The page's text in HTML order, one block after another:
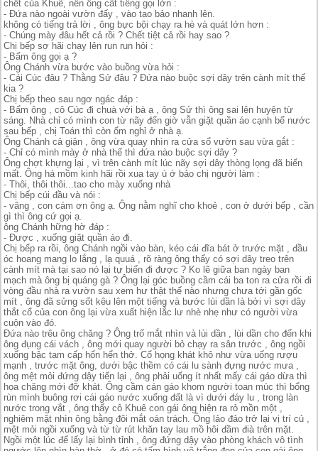
chết của Khuê, nên ông cất tiếng gọi lớn :
- Đứa nào ngoài vườn đấy , vào tao bảo nhanh lên.
không có tiếng trả lời , ông bực bội chạy ra hè và quát lớn hơn :
- Chúng mày đâu hết cả rồi ? Chết tiệt cả rồi hay sao ?
Chị bếp sợ hãi chạy lên run run hỏi :
- Bẩm ông gọi ạ ?
Ông Chánh vừa bước vào buồng vừa hỏi :
- Cái Cúc đâu ? Thằng Sử đâu ? Đứa nào buộc sợi dây trên cành mít thế
kia ?
Chị bếp theo sau ngơ ngác đáp :
- Bẩm ông , cô Cúc đi chuà với bà ạ , ông Sử thì ông sai lên huyện từ
sáng. Nhà chỉ có mình con từ nãy đến giờ vẫn giặt quần áo cạnh bể nước
sau bếp , chị Toán thì còn ốm nghỉ ở nhà ạ.
Ông Chánh cả giận , ông vừa quay nhìn ra cửa sổ vườn sau vừa gắt :
- Chỉ có mình mày ở nhà thế thì đứa nào buộc sợi dây ?
Ông chợt khựng lại , vì trên cành mít lúc nãy sợi dây thòng lọng đã biến
mất. Ông há mồm kinh hãi rồi xua tay ú ớ bảo chị người làm :
- Thôi, thôi thôi...tao cho mày xuống nhà
Chị bếp cúi đầu và nói :
- vâng , con cám ơn ông ạ. Ông nằm nghĩ cho khoẻ , con ở dưới bếp , cần
gì thì ông cứ gọi ạ.
ông Chánh hững hờ đáp :
- Được , xuống giặt quần áo đi.
Chị bếp ra rồi, ông Chánh ngồi vào bàn, kéo cái đĩa bát ở trước mặt , đầu
óc hoang mang lo lắng , lạ quuá , rõ ràng ông thấy có sợi dây treo trên
cành mít mà tại sao nó lại tự biến đi được ? Ko lẽ giữa ban ngày ban
mạch mà ông bị quáng gà ? Ông lại góc buồng cầm cái ba ton ra cửa rồi đi
vòng đầu nhà ra vườn sau xem hư thật thế nào nhưng chưa tới gần gốc
mít , ông đã sửng sốt kêu lên một tiếng và bước lùi dần là bởi vì sợi dây
thắt cổ của con ông lại vừa xuất hiện lắc lư nhè nhẹ như có người vừa
cuộn vào đó.
Đứa nào trêu ông chăng ? Ông trố mắt nhìn và lùi dần , lùi dần cho đến khi
ông đụng cái vách , ông mới quay người bỏ chạy ra sân trước , ông ngồi
xuống bậc tam cấp hổn hển thở. Cổ họng khát khô như vừa uống rượu
mạnh , trước mặt ông, dưới bậc thềm có cái lu sành đựng nước mưa ,
ông mệt mỏi đứng dậy tiến lại , ông phải uống ít nhất mấy cái gáo dừa thì
họa chăng mới đỡ khát. Ông cầm cán gáo khom người toan múc thì bổng
rùn mình buông rơi cái gáo nước xuống đất là vì dưới đáy lu , trong làn
nước trong vắt , ông thấy cô Khuê con gái ông hiện ra rỏ mồn một ,
nghiêm mặt nhìn ông bằng đôi mắt oán trách. Ông lảo đảo trở lại vị trí củ ,
mệt mỏi ngồi xuống và từ từ rút khăn tay lau mồ hôi đầm đià trên mặt.
Ngồi một lúc để lấy lại bình tỉnh , ông đứng dậy vào phòng khách vô tình